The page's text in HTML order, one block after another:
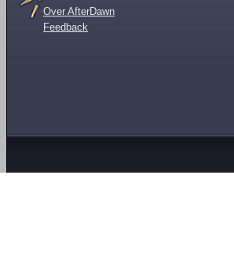
Over AfterDawn
Feedback